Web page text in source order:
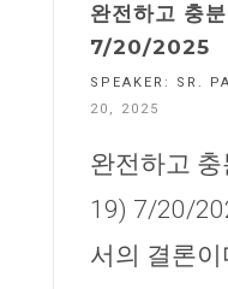
완전하고 충
7/20/2025
SPEAKER: SR.
20, 2025
완전하고
19) 7/20/
서의 결론